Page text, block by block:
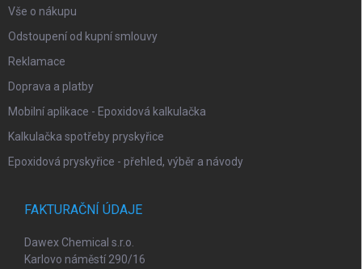
Vše o nákupu
Odstoupení od kupní smlouvy
Reklamace
Doprava a platby
Mobilní aplikace - Epoxidová kalkulačka
Kalkulačka spotřeby pryskyřice
Epoxidová pryskyřice - přehled, výběr a návody
FAKTURAČNÍ ÚDAJE
Dawex Chemical s.r.o.
Karlovo náměstí 290/16